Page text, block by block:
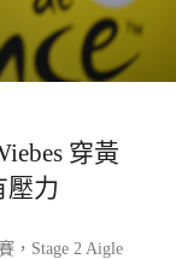
穿黃
壓力
，Stage 2 Aigle